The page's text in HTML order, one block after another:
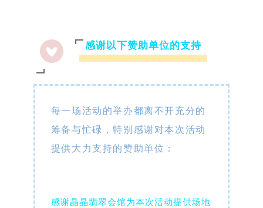
感谢以下赞助单位的支持
每一场活动的举办都离不开充分的
筹备与忙碌，特别感谢对本次活动
提供大力支持的赞助单位：
感谢晶晶翡翠会馆为本次活动提供场地